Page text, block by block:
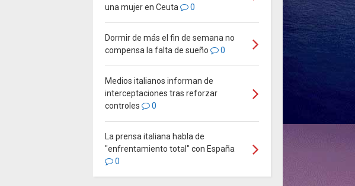
una mujer en Ceuta
0
Dormir de más el fin de semana no
compensa la falta de sueño
0
Medios italianos informan de
interceptaciones tras reforzar
controles
0
La prensa italiana habla de
"enfrentamiento total" con España
0